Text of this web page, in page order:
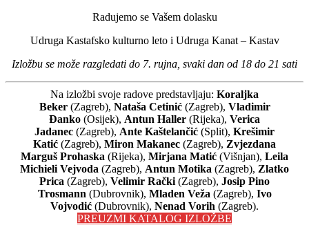
Radujemo se Vašem dolasku
Udruga Kastafsko kulturno leto i Udruga Kanat – Kastav
Izložbu se može razgledati do 7. rujna, svaki dan od 18 do 21 sati
Na izložbi svoje radove predstavljaju: Koraljka
Beker(Zagreb), Nataša Cetinić(Zagreb), Vladimir
Đanko (Osijek), Antun Haller (Rijeka), Verica
Jadanec (Zagreb), Ante Kaštelančić (Split), Krešimir
Katić (Zagreb), Miron Makanec (Zagreb), Zvjezdana
Marguš Prohaska (Rijeka), Mirjana Matić (Višnjan), Leila
Michieli Vejvoda (Zagreb), Antun Motika (Zagreb), Zlatko
Prica (Zagreb), Velimir Rački (Zagreb), Josip Pino
Trosmann (Dubrovnik), Mladen Veža (Zagreb), Ivo
Vojvodić (Dubrovnik), Nenad Vorih (Zagreb).
PREUZMI KATALOG IZLOŽBE